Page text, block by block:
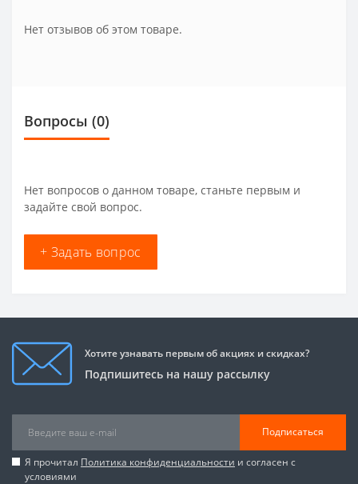
Нет отзывов об этом товаре.
Вопросы (0)
Нет вопросов о данном товаре, станьте первым и
задайте свой вопрос.
+ Задать вопрос
Хотите узнавать первым об акциях и скидках?
Подпишитесь на нашу рассылку
Подписаться
Я прочитал Политика конфиденциальности и согласен с
условиями